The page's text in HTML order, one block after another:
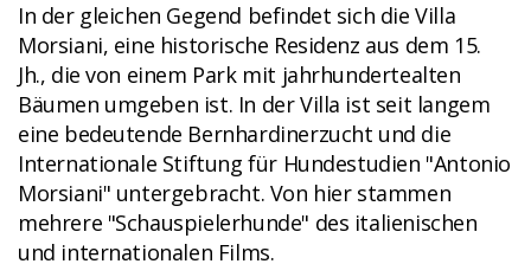
In der gleichen Gegend befindet sich die Villa
Morsiani, eine historische Residenz aus dem 15.
Jh., die von einem Park mit jahrhundertealten
Bäumen umgeben ist. In der Villa ist seit langem
eine bedeutende Bernhardinerzucht und die
Internationale Stiftung für Hundestudien "Antonio
Morsiani" untergebracht. Von hier stammen
mehrere "Schauspielerhunde" des italienischen
und internationalen Films.